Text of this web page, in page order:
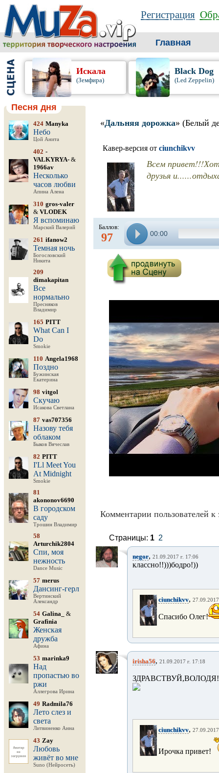
Регистрация
Главная
Искала
(Земфира)
Black Dog
(Led Zeppelin)
Песня дня
424 Manyka
Небо
Цой Анита
402 -
VALKYRYA- &
1966av
Несколько
часов любви
Апина Алена
310 gros-valer
& VLODEK
Я вспоминаю
Марский Валерий
261 ifanow2
Темная ночь
Богословский
Никита
209
dimakapitan
Все
нормально
Пресняков
Владимир
165 PITT
What Can I
Do
Smokie
110 Angela1968
Поздно
Бужинская
Екатерина
98 vitgol
Скучаю
Исакова Светлана
87 vas707356
Назову тебя
облаком
Быков Вячеслав
82 PITT
I'Ll Meet You
At Midnight
Smokie
81
akononov6690
В городском
саду
Трошин Владимир
58
Arturchik2804
Спи, моя
нежность
Dance Music
57 merus
Дансинг-герл
Вертинский
Александр
54 Galina_
&
Grafinia
Женская
дружба
Афина
53 marinka9
Над
пропастью во
ржи
Аллегрова Ирина
49 Radmila76
Лето слез и
света
Литвиненко Анна
43 Zay
Любовь
живёт во мне
Suno (Нейросеть)
«Дальняя дорожка» (Белый
Кавер-версия от ciunchikvv
Всем
друзья
Баллов:
97 00:00
Комментарии пользователей к
Страницы: 1 2
negor, 21.09.2017 г. 17:06
классно!!)))бодро!))
ciunchikvv,
Спасибо Олег!
irisha56, 21.09.2017 г. 17:18
ciunchikvv,
Ирочка привет!